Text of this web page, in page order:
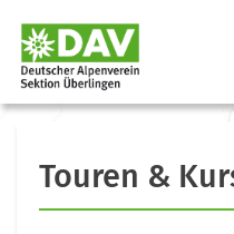
Touren &